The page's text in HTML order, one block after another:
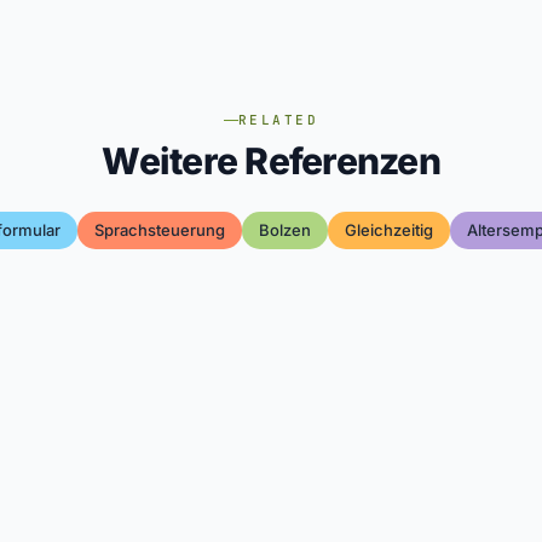
RELATED
Weitere Referenzen
Sprachsteuerung Bolzen Gleichzeitig